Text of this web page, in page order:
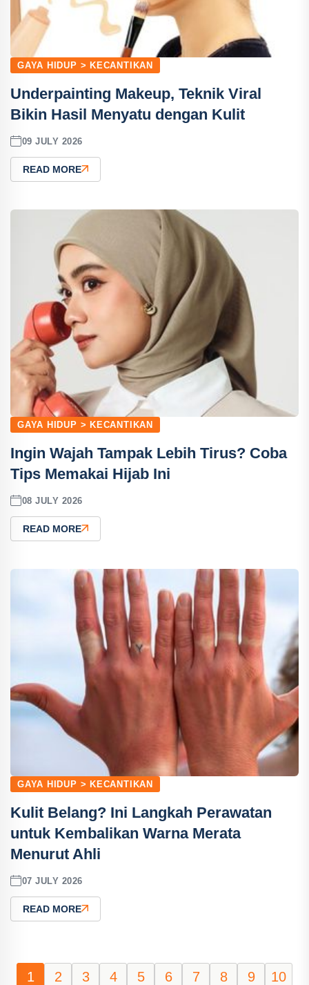
GAYA HIDUP > KECANTIKAN
Underpainting Makeup, Teknik Viral
Bikin Hasil Menyatu dengan Kulit
09 JULY 2026
READ MORE
GAYA HIDUP > KECANTIKAN
Ingin Wajah Tampak Lebih Tirus? Coba
Tips Memakai Hijab Ini
08 JULY 2026
READ MORE
GAYA HIDUP > KECANTIKAN
Kulit Belang? Ini Langkah Perawatan
untuk Kembalikan Warna Merata
Menurut Ahli
07 JULY 2026
READ MORE
1 2 3 4 5 6 7 8 9
10